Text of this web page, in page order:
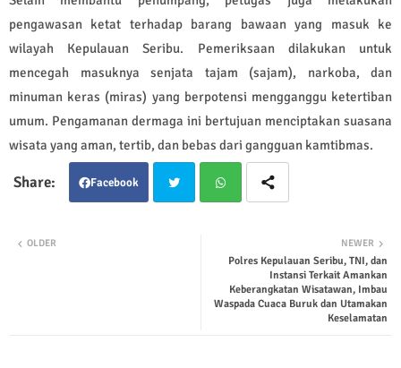
pengawasan ketat terhadap barang bawaan yang masuk ke
wilayah Kepulauan Seribu. Pemeriksaan dilakukan untuk
mencegah masuknya senjata tajam (sajam), narkoba, dan
minuman keras (miras) yang berpotensi mengganggu ketertiban
umum. Pengamanan dermaga ini bertujuan menciptakan suasana
wisata yang aman, tertib, dan bebas dari gangguan kamtibmas.
Facebook
tsap
p
NEWER
Polres Kepulauan Seribu, TNI, dan
Instansi Terkait Amankan
Keberangkatan Wisatawan, Imbau
Waspada Cuaca Buruk dan Utamakan
Keselamatan
OLDER